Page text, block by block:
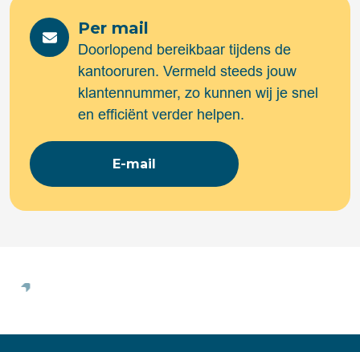
Per mail
Doorlopend bereikbaar tijdens de
kantooruren. Vermeld steeds jouw
klantennummer, zo kunnen wij je snel
en efficiënt verder helpen.
E-mail